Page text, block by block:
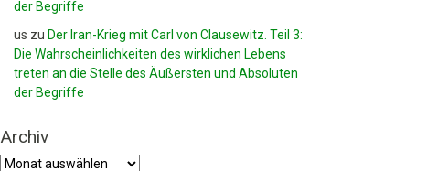
der Begriffe
us zu Der Iran-Krieg mit Carl von Clausewitz. Teil 3:
Die Wahrscheinlichkeiten des wirklichen Lebens
treten an die Stelle des Äußersten und Absoluten
der Begriffe
Archiv
Archiv